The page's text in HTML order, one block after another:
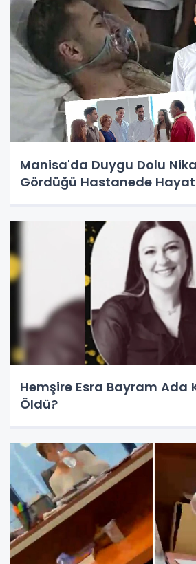
Manisa'da Duygu Dolu
Gördüğü Hastanede
Hemşire Esra Bayram Ada
Öldü?